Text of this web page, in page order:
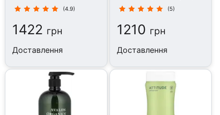
(4.9)
1422 грн
Доставлення
355 мл
(5)
1210 грн
Доставлення